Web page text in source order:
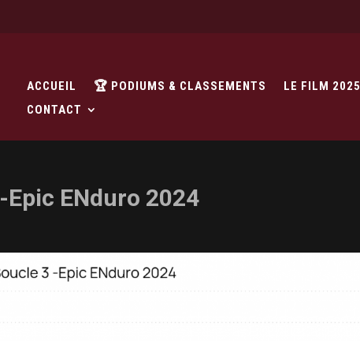
ACCUEIL 🏆 PODIUMS & CLASSEMENTS LE FILM 2025
CONTACT
ENduro 2024